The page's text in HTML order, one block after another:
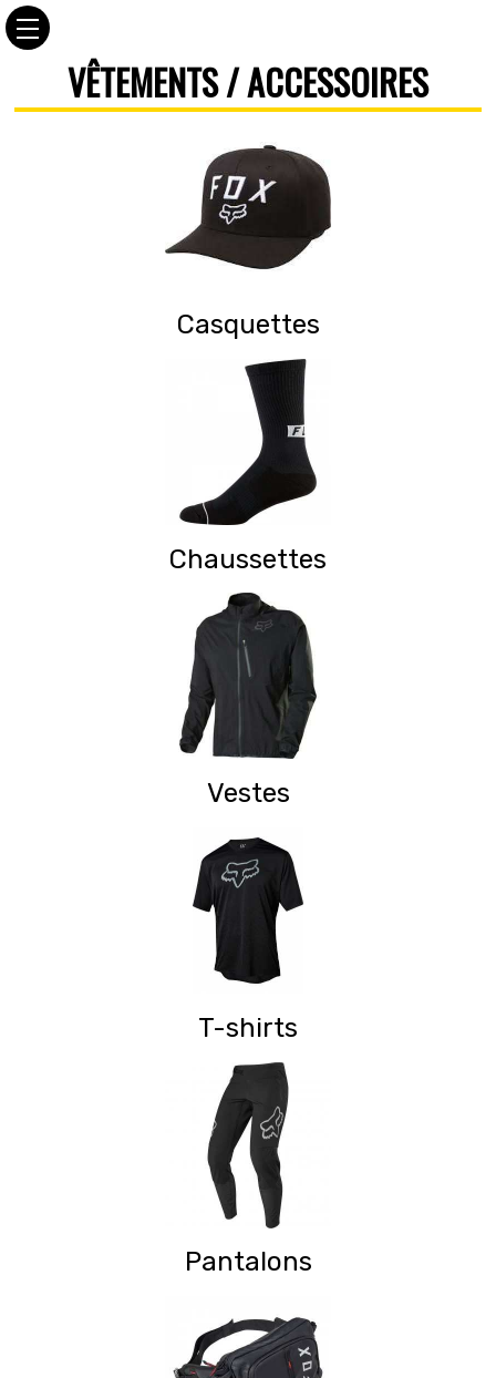
VÊTEMENTS / ACCESSOIRES
Casquettes
Chaussettes
Vestes
T-shirts
Pantalons